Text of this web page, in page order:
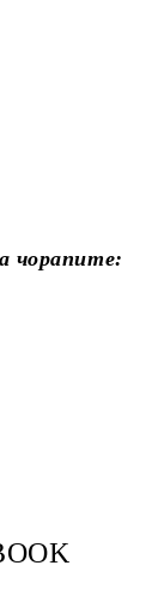
чорапите: